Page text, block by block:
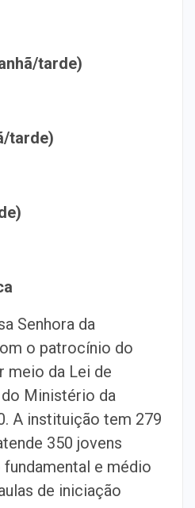
tarde)
tarde)
Senhora da
o patrocínio do
meio da Lei de
Ministério da
A instituição tem 279
350 jovens
e médio
de iniciação